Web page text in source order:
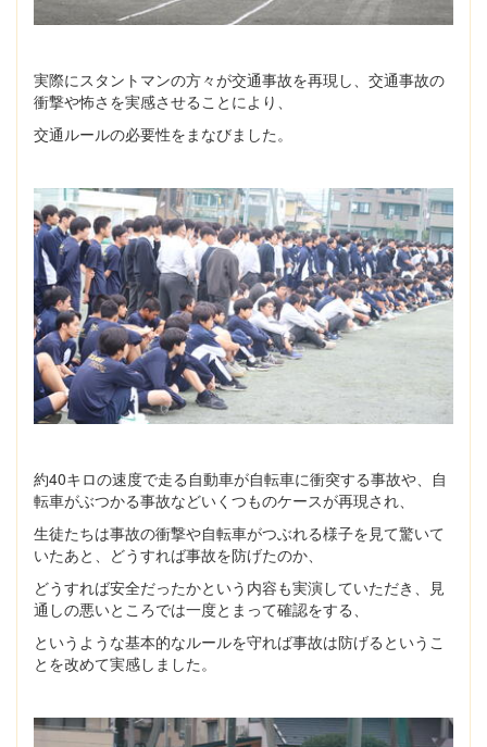
実際にスタントマンの方々が交通事故を再現し、交通事故の
衝撃や怖さを実感させることにより、
交通ルールの必要性をまなびました。
約40キロの速度で走る自動車が自転車に衝突する事故や、自
転車がぶつかる事故などいくつものケースが再現され、
生徒たちは事故の衝撃や自転車がつぶれる様子を見て驚いて
いたあと、どうすれば事故を防げたのか、
どうすれば安全だったかという内容も実演していただき、見
通しの悪いところでは一度とまって確認をする、
というような基本的なルールを守れば事故は防げるというこ
とを改めて実感しました。